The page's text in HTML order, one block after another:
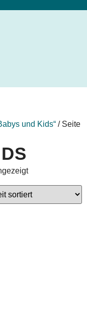
und Kids“ / Seite